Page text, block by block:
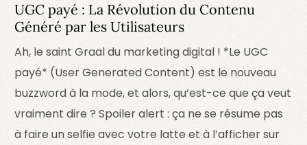
UGC payé : La Révolution du Contenu
Généré par les Utilisateurs
Ah, le saint Graal du marketing digital ! *Le UGC
payé* (User Generated Content) est le nouveau
buzzword à la mode, et alors, qu’est-ce que ça veut
vraiment dire ? Spoiler alert : ça ne se résume pas
à faire un selfie avec votre latte et à l’afficher sur